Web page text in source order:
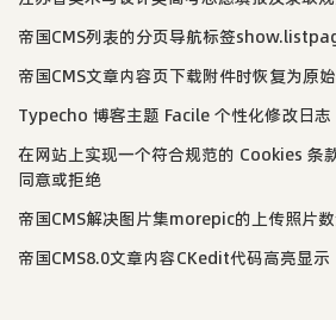
帝国CMS列表的分页导航标签
帝国CMS文章内容页下载附件时恢复为原
Typecho 博客主题 Facile 个性化修改日志
在网站上实现一个符合规范的 Cookies 条
同意或拒绝
帝国CMS解决图片集morepic的上传照片
帝国CMS8.0文章内容CKedit代码高亮显示